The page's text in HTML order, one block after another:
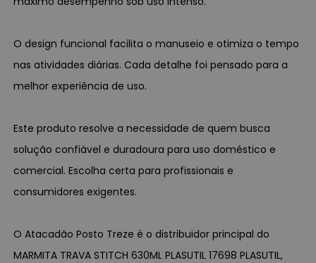
O design funcional facilita o manuseio e otimiza o tempo
nas atividades diárias. Cada detalhe foi pensado para a
melhor experiência de uso.
Este produto resolve a necessidade de quem busca
solução confiável e duradoura para uso doméstico e
comercial. Escolha certa para profissionais e
consumidores exigentes.
O Atacadão Posto Treze é o distribuidor principal do
MARMITA TRAVA STITCH 630ML PLASUTIL 17698 PLASUTIL,